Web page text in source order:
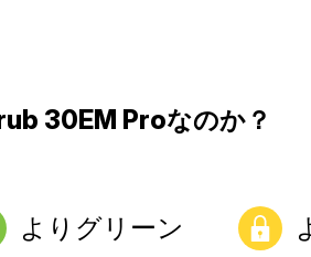
30EM Proなのか？
よりグリーン